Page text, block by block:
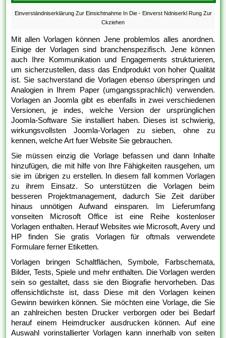
Einverständniserklärung Zur Einsichtnahme In Die - Einverst Ndniserkl Rung Zur
Ckziehen
Mit allen Vorlagen können Jene problemlos alles anordnen.
Einige der Vorlagen sind branchenspezifisch. Jene können
auch Ihre Kommunikation und Engagements strukturieren,
um sicherzustellen, dass das Endprodukt von hoher Qualität
ist. Sie sachverstand die Vorlagen ebenso überspringen und
Analogien in Ihrem Paper (umgangssprachlich) verwenden.
Vorlagen an Joomla gibt es ebenfalls in zwei verschiedenen
Versionen, je indes, welche Version der ursprünglichen
Joomla-Software Sie installiert haben. Dieses ist schwierig,
wirkungsvollsten Joomla-Vorlagen zu sieben, ohne zu
kennen, welche Art fuer Website Sie gebrauchen.
Sie müssen einzig die Vorlage befassen und dann Inhalte
hinzufügen, die mit hilfe von Ihre Fähigkeiten rausgehen, um
sie im übrigen zu erstellen. In diesem fall kommen Vorlagen
zu ihrem Einsatz. So unterstützen die Vorlagen beim
besseren Projektmanagement, dadurch Sie Zeit darüber
hinaus unnötigen Aufwand einsparen. Im Lieferumfang
vonseiten Microsoft Office ist eine Reihe kostenloser
Vorlagen enthalten. Herauf Websites wie Microsoft, Avery und
HP finden Sie gratis Vorlagen für oftmals verwendete
Formulare ferner Etiketten.
Vorlagen bringen Schaltflächen, Symbole, Farbschemata,
Bilder, Tests, Spiele und mehr enthalten. Die Vorlagen werden
sein so gestaltet, dass sie den Biografie hervorheben. Das
offensichtlichste ist, dass Diese mit den Vorlagen keinen
Gewinn bewirken können. Sie möchten eine Vorlage, die Sie
an zahlreichen besten Drucker verborgen oder bei Bedarf
herauf einem Heimdrucker ausdrucken können. Auf eine
Auswahl vorinstallierter Vorlagen kann innerhalb von seiten